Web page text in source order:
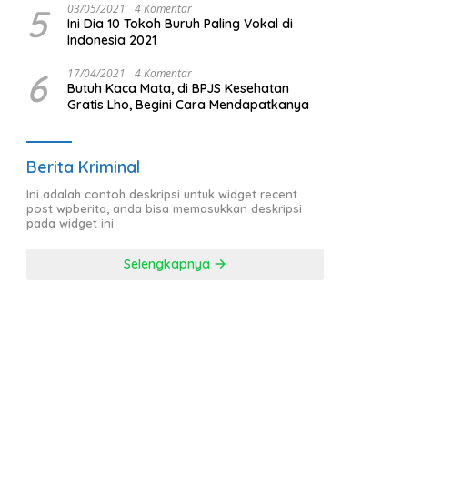
5 03/05/2021 4 Komentar
Ini Dia 10 Tokoh Buruh Paling Vokal di
Indonesia 2021
6 17/04/2021 4 Komentar
Butuh Kaca Mata, di BPJS Kesehatan
Gratis Lho, Begini Cara Mendapatkanya
Berita Kriminal
Ini adalah contoh deskripsi untuk widget recent
post wpberita, anda bisa memasukkan deskripsi
pada widget ini.
Selengkapnya